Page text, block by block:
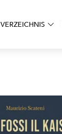
VERZEICHNIS